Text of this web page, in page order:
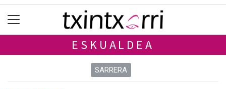
ESKUALDEA
SARRERA